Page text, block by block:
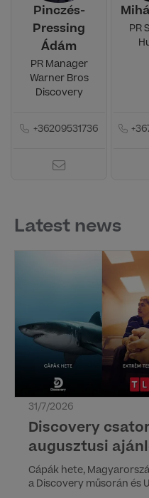
Pinczés-
Pressing
Ádám
PR Manager
Warner Bros
Discovery
+36209531736
PR
Latest news
31/7/2026
Discovery
augusztusi
Cápák hete,
a Discovery műsorán és